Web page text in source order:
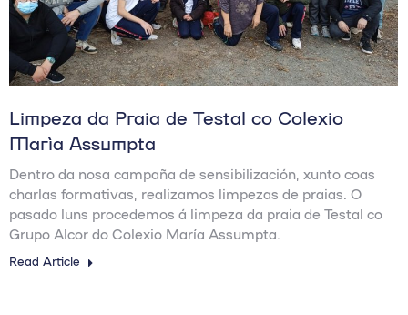
Limpeza da Praia de Testal co Colexio
María Assumpta
Dentro da nosa campaña de sensibilización, xunto coas
charlas formativas, realizamos limpezas de praias. O
pasado luns procedemos á limpeza da praia de Testal co
Grupo Alcor do Colexio María Assumpta.
Read Article